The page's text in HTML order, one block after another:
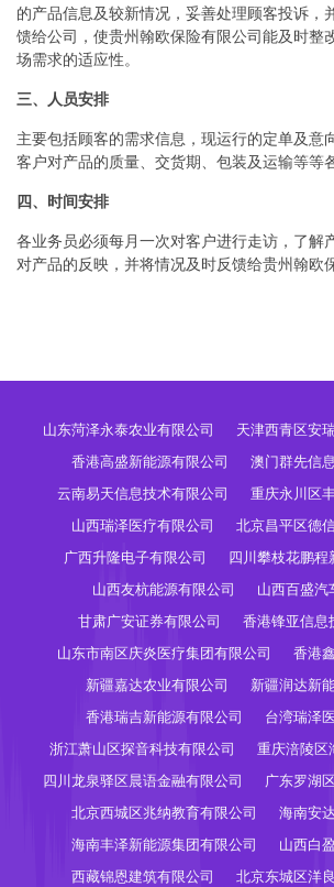
的产品信息及较新情况，妥善处理顾客投诉，
馈给公司，使贵州翰欧保险有限公司能及时整
场需求的适应性。
三、人员安排
主要包括顾客的需求信息，现运行的定单及意
客户对产品的质量、交货期、包装及运输等等
四、时间安排
各业务员必须每月一次对客户进行走访，了解
对产品的反映，并将情况及时反馈给贵州翰欧
山东菏泽永泰农业有限公司
天津西青区安
香港高盛新能源有限公司
澳门群先信
云南易天信息技术有限公司
重庆永川区
山西瑞泽医疗有限公司
北京昌平区德
广西升隆电子有限公司
四川攀枝花鹏程
山西友杭能源有限公司
山西百盛汽
甘肃广安证券有限公司
香港锋亚信息
山东市南区庆炎医疗集团有限公司
香港
新疆嘉达农业有限公司
新疆润达新
香港瑞吉新能源有限公司
台湾瑞泽
浙江萧山区探音科技有限公司
重庆涪陵区
四川龙泉驿区晨语金融有限公司
广东罗湖
北京西城区兆纳教育有限公司
海南安
海南丰泽新能源集团有限公司
山西白
西藏锦恩建筑有限公司
北京东城区洋